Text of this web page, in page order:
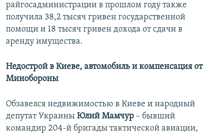
райгосадминистрации в прошлом году также
получила 38,2 тысяч гривен государственной
помощи и 18 тысяч гривен дохода от сдачи в
аренду имущества.
Недострой в Киеве, автомобиль и компенсация от
Минобороны
Обзавелся недвижимостью в Киеве и народный
депутат Украины Юлий Мамчур – бывший
командир 204-й бригады тактической авиации,